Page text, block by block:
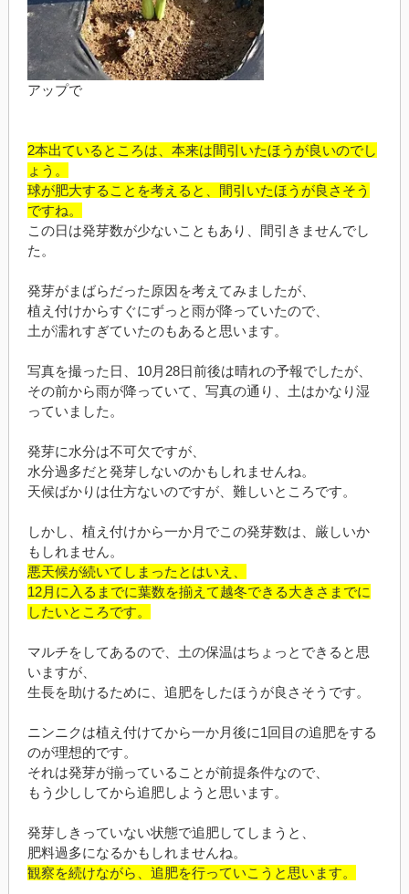
アップで
2本出ているところは、本来は間引いたほうが良いのでし
ょう。
球が肥大することを考えると、間引いたほうが良さそう
ですね。
この日は発芽数が少ないこともあり、間引きませんでし
た。
発芽がまばらだった原因を考えてみましたが、
植え付けからすぐにずっと雨が降っていたので、
土が濡れすぎていたのもあると思います。
写真を撮った日、10月28日前後は晴れの予報でしたが、
その前から雨が降っていて、写真の通り、土はかなり湿
っていました。
発芽に水分は不可欠ですが、
水分過多だと発芽しないのかもしれませんね。
天候ばかりは仕方ないのですが、難しいところです。
しかし、植え付けから一か月でこの発芽数は、厳しいか
もしれません。
悪天候が続いてしまったとはいえ、
12月に入るまでに葉数を揃えて越冬できる大きさまでに
したいところです。
マルチをしてあるので、土の保温はちょっとできると思
いますが、
生長を助けるために、追肥をしたほうが良さそうです。
ニンニクは植え付けてから一か月後に1回目の追肥をする
のが理想的です。
それは発芽が揃っていることが前提条件なので、
もう少ししてから追肥しようと思います。
発芽しきっていない状態で追肥してしまうと、
肥料過多になるかもしれませんね。
観察を続けながら、追肥を行っていこうと思います。